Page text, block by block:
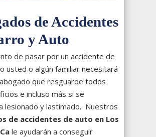
de Accidentes
y Auto
de pasar por un accidente de
usted o algún familiar necesitará
que resguarde todos
e incluso más si se
lesionado y lastimado. Nuestros
de accidentes de auto en Los
le ayudarán a conseguir